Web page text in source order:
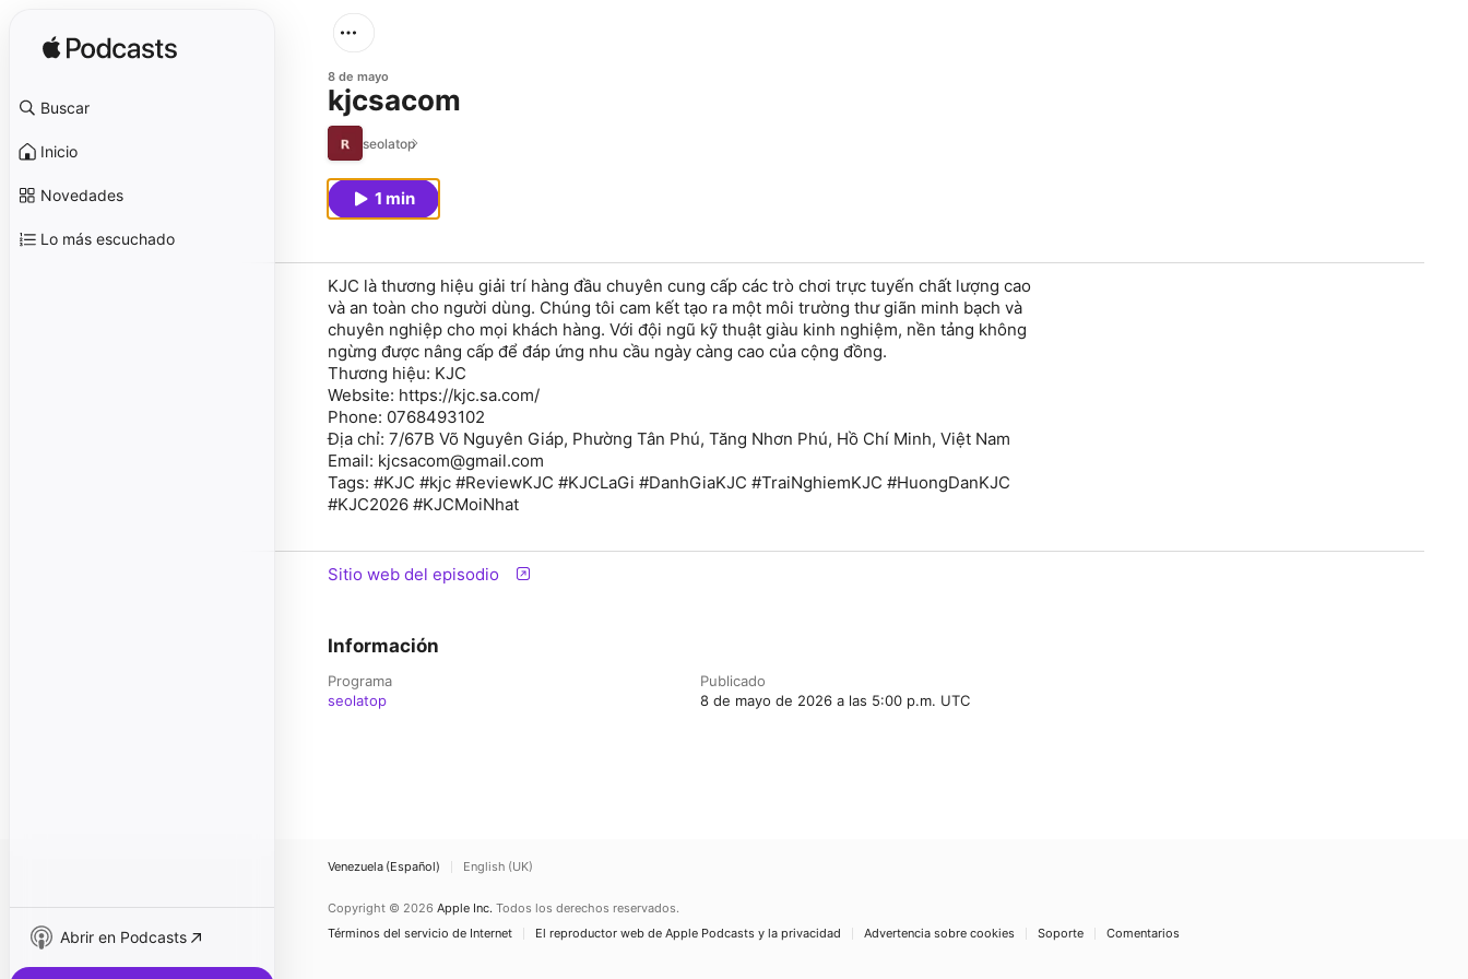
Buscar
Inicio
Novedades
Lo más escuchado
Abrir en Podcasts
8 de mayo
kjcsacom
seolatop
1 min
KJC là thương hiệu giải trí hàng đầu chuyên cung cấp các trò chơi trực tuyến chất lượng cao
và an toàn cho người dùng. Chúng tôi cam kết tạo ra một môi trường thư giãn minh bạch và
chuyên nghiệp cho mọi khách hàng. Với đội ngũ kỹ thuật giàu kinh nghiệm, nền tảng không
ngừng được nâng cấp để đáp ứng nhu cầu ngày càng cao của cộng đồng.
Thương hiệu: KJC
Website: https://kjc.sa.com/
Phone: 0768493102
Địa chỉ: 7/67B Võ Nguyên Giáp, Phường Tân Phú, Tăng Nhơn Phú, Hồ Chí Minh, Việt Nam
Email: kjcsacom@gmail.com
Tags: #KJC #kjc #ReviewKJC #KJCLaGi #DanhGiaKJC #TraiNghiemKJC #HuongDanKJC
#KJC2026 #KJCMoiNhat
Sitio web del episodio
Información
Programa
seolatop
Publicado
8 de mayo de 2026 a las 5:00 p.m. UTC
Venezuela (Español) English (UK)
Copyright © 2026 Apple Inc. Todos los derechos reservados.
Términos del servicio de Internet
El reproductor web de Apple Podcasts y la privacidad Advertencia sobre cookies Soporte Comentarios